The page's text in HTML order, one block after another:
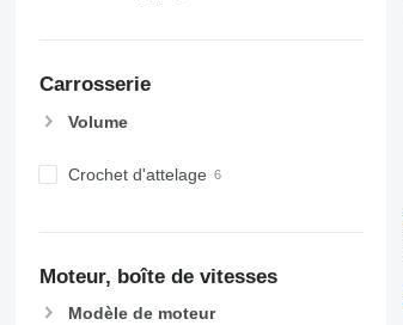
Carrosserie
Volume
Crochet d'attelage
Moteur, boîte de vitesses
Modèle de moteur